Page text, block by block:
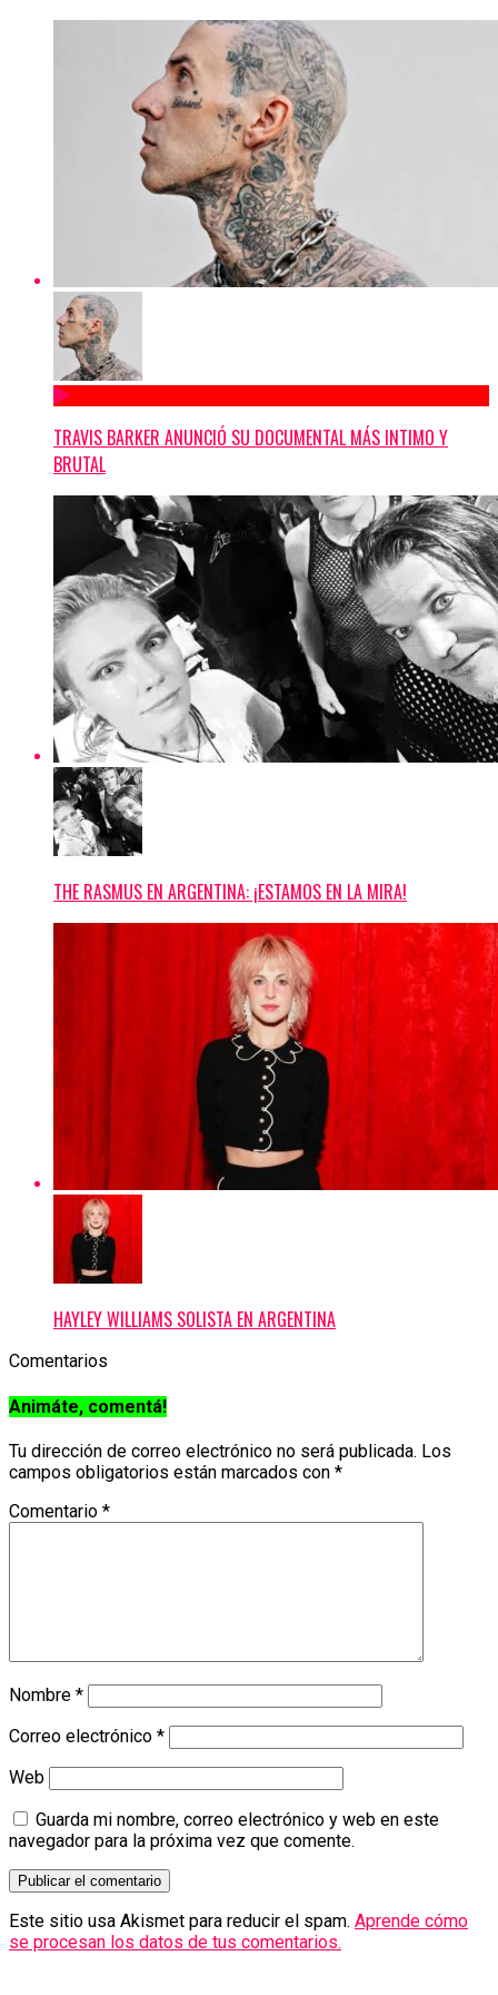
TRAVIS BARKER ANUNCIÓ SU DOCUMENTAL MÁS INTIMO Y
BRUTAL
THE RASMUS EN ARGENTINA: ¡ESTAMOS EN LA MIRA!
HAYLEY WILLIAMS SOLISTA EN ARGENTINA
Comentarios
Animáte, comentá!
Tu dirección de correo electrónico no será publicada. Los
campos obligatorios están marcados con *
Comentario *
Nombre *
Correo electrónico *
Web
Guarda mi nombre, correo electrónico y web en este
navegador para la próxima vez que comente.
Este sitio usa Akismet para reducir el spam. Aprende cómo
se procesan los datos de tus comentarios.